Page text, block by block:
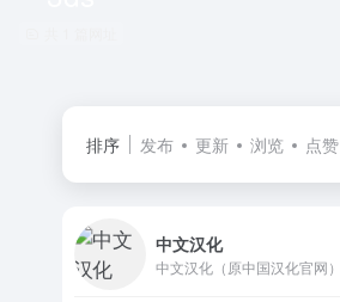
排序 发布 更新 浏览 点赞
中文汉化